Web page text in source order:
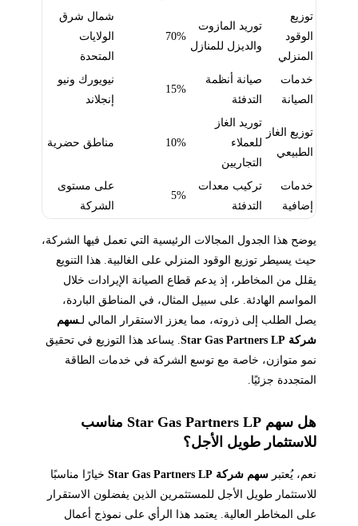
توزيع
الوقود
المنزلي
توريد المازوت
والديزل للمنازل
70%
شمال شرق
الولايات
المتحدة
خدمات
الصيانة
صيانة أنظمة
التدفئة
15%
نيويورك ونيو
إنجلاند
توزيع الغاز
الطبيعي
توريد الغاز
للعملاء
التجاريين
10% مناطق حضرية
خدمات
إضافية
تركيب معدات
التدفئة
5%
على مستوى
الشركة
يوضح هذا الجدول المجالات الرئيسية التي تعمل فيها الشركة،
حيث يسيطر توزيع الوقود المنزلي على الغالبية. هذا التنويع
يقلل من المخاطر، إذ يدعم قطاع الصيانة الإيرادات خلال
المواسم الهادئة. على سبيل المثال، في المناطق الباردة،
يصل الطلب إلى ذروته، مما يعزز الاستقرار المالي لـسهم
شركة Star Gas Partners LP
. يساعد هذا التوزيع في تحقيق
نمو متوازن، خاصة مع توسع الشركة في خدمات الطاقة
المتجددة جزئيًا.
هل سهم Star Gas Partners LP مناسب
للاستثمار طويل الأجل؟
نعم، يُعتبر سهم شركة Star Gas Partners LP
خيارًا مناسبًا
للاستثمار طويل الأجل للمستثمرين الذين يفضلون الاستقرار
على المخاطر العالية. يعتمد هذا الرأي على نموذج أعمال